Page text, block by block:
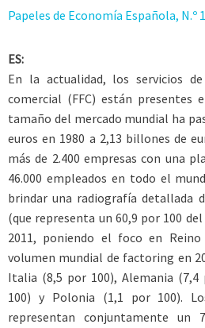
Papeles de Economía Española, N.º
ES:
En la actualidad, los servicios
comercial (FFC) están presentes
tamaño del mercado mundial ha
euros en 1980 a 2,13 billones de
más de 2.400 empresas con una
46.000 empleados en todo el
brindar una radiografía detallada
(que representa un 60,9 por 100
2011, poniendo el foco en
volumen mundial de factoring en
Italia (8,5 por 100), Alemania (7,4
100) y Polonia (1,1 por 100).
representan conjuntamente